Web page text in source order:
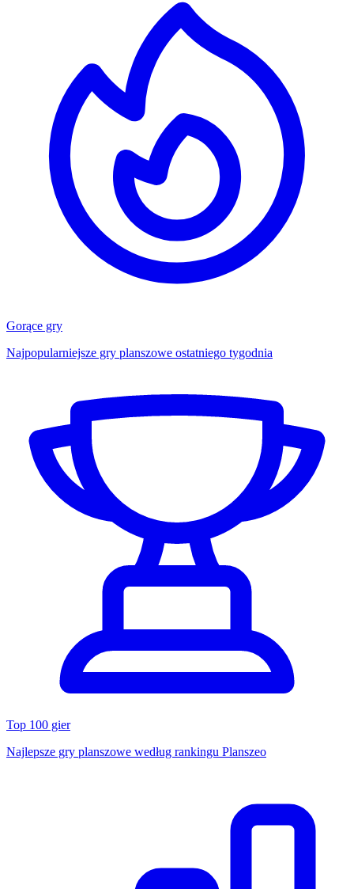
Gorące gry
Najpopularniejsze gry planszowe ostatniego tygodnia
Top 100 gier
Najlepsze gry planszowe według rankingu Planszeo